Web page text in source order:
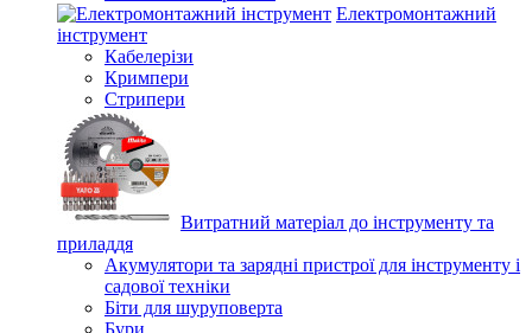
Електромонтажний
інструмент
Кабелерізи
Кримпери
Стрипери
Витратний матеріал до інструменту та
приладдя
Акумулятори та зарядні пристрої для інструменту і
садової техніки
Біти для шуруповерта
Бури